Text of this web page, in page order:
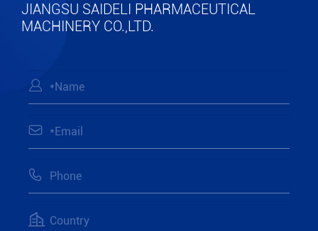
JIANGSU SAIDELI PHARMACEUTICAL
MACHINERY CO.,LTD.



